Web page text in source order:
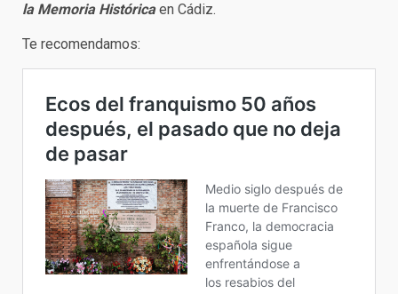
la Memoria Históricaen Cádiz.
Te recomendamos: